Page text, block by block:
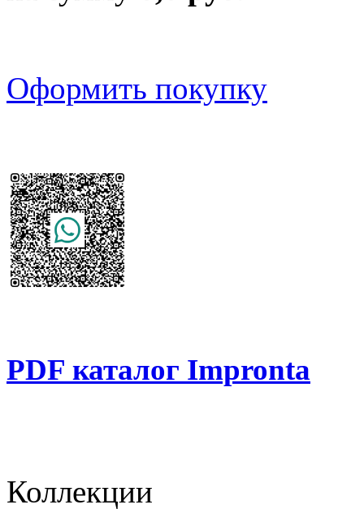
Оформить покупку
PDF каталог Impronta
Коллекции